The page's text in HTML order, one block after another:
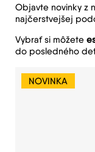
Objavte novinky z
najčerstvejšej
Vybrať si môžete
do posledného
NOVINKA